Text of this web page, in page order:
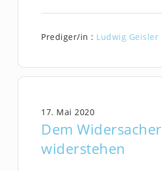
Prediger/in : Ludwig Geisler
Dem Widersacher
widerstehen
17. Mai 2020